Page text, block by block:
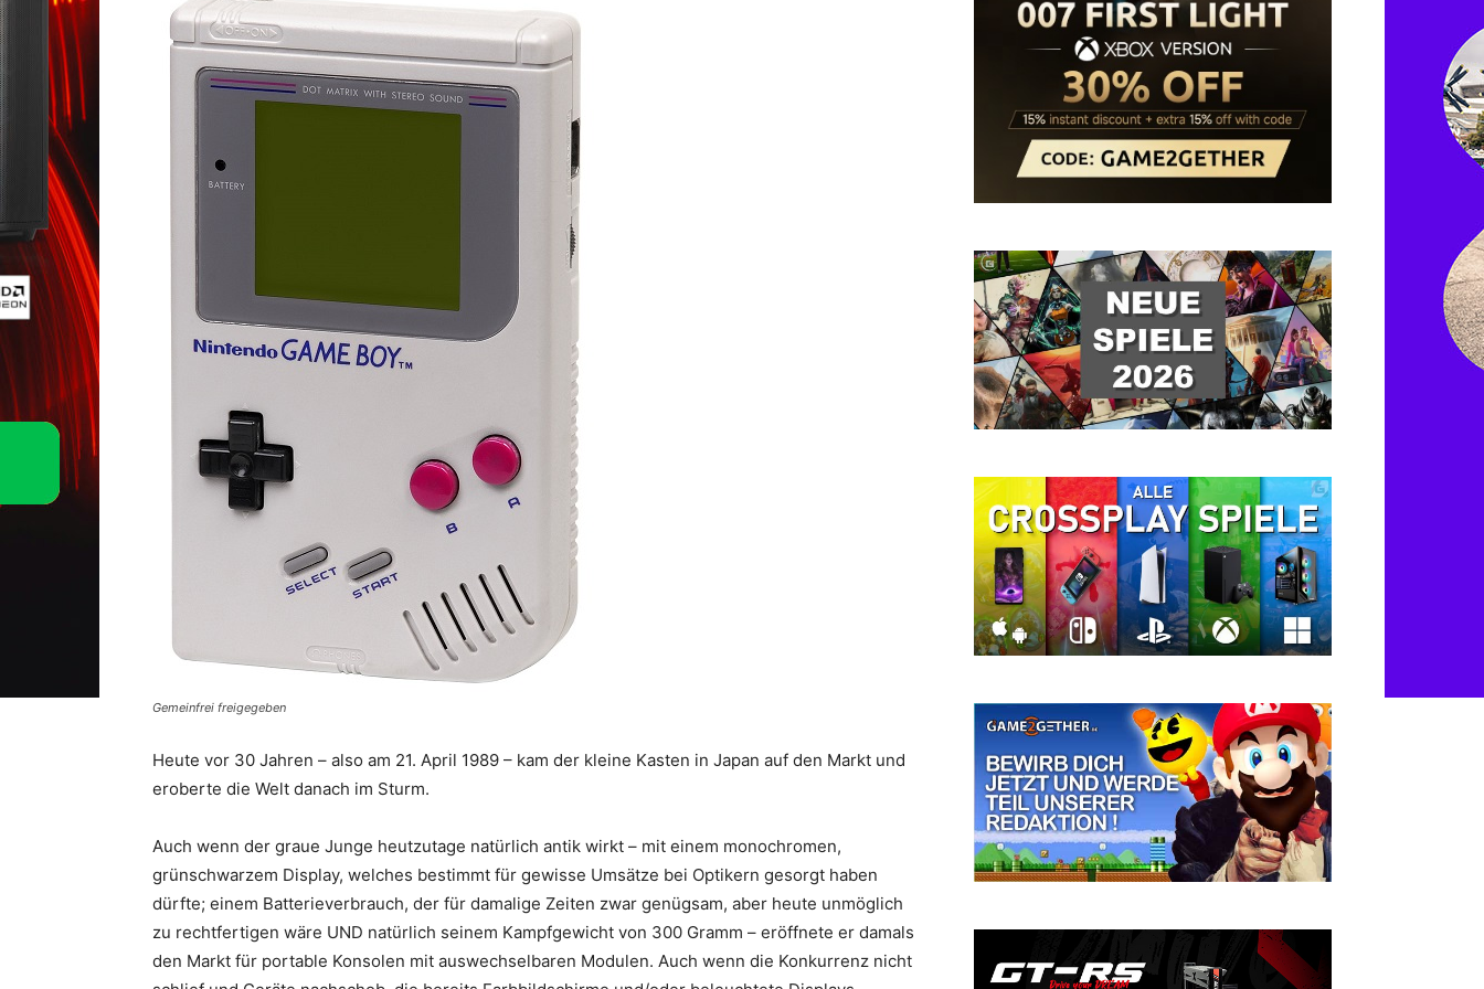
Gemeinfrei freigegeben
Heute vor 30 Jahren – also am 21. April 1989 – kam der kleine Kasten in Japan auf den Markt und
eroberte die Welt danach im Sturm.
Auch wenn der graue Junge heutzutage natürlich antik wirkt – mit einem monochromen,
grünschwarzem Display, welches bestimmt für gewisse Umsätze bei Optikern gesorgt haben
dürfte; einem Batterieverbrauch, der für damalige Zeiten zwar genügsam, aber heute unmöglich
zu rechtfertigen wäre UND natürlich seinem Kampfgewicht von 300 Gramm – eröffnete er damals
den Markt für portable Konsolen mit auswechselbaren Modulen. Auch wenn die Konkurrenz nicht